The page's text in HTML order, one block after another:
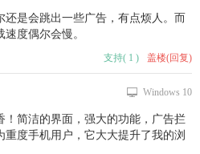
是会跳出一些广告，有点烦人。而
度偶尔会慢。
支持( 1 ) 盖楼(回复)
！简洁的界面，强大的功能，广告拦
度手机用户，它大大提升了我的浏
Windows 10